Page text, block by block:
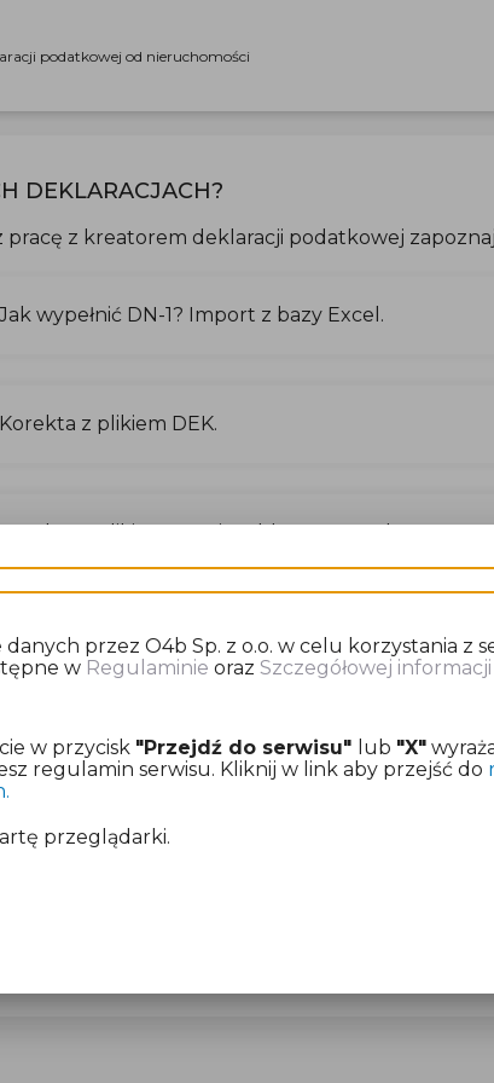
podatkowej od nieruchomości
DEKLARACJACH?
pracę z kreatorem deklaracji podatkowej
Jak wypełnić DN-1? Import z bazy Excel.
Korekta z plikiem DEK.
Korekta z plikiem DEK i szablonem Excel.
przez O4b Sp. z o.o. w celu korzystania z
w Regulaminie orazSzczegółowej
w przycisk "Przejdź do serwisu" lub "X"
regulamin serwisu. Kliknij w link aby przejść do
przeglądarki.